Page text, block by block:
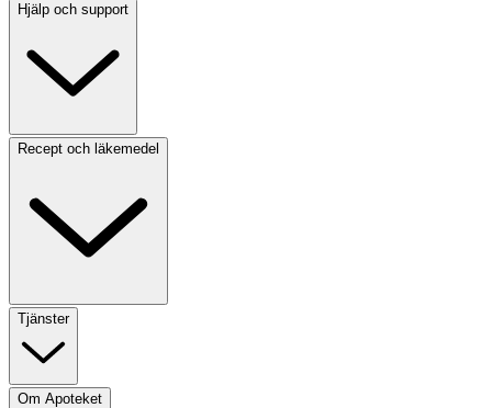
Hjälp och support
Recept och läkemedel
Tjänster
Om Apoteket